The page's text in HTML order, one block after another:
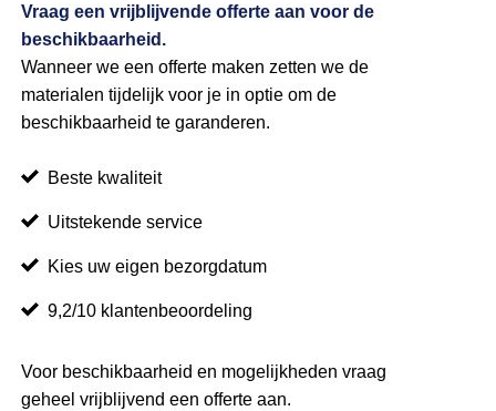
Vraag een vrijblijvende offerte aan voor de
beschikbaarheid.
Wanneer we een offerte maken zetten we de
materialen tijdelijk voor je in optie om de
beschikbaarheid te garanderen.
Beste kwaliteit
Uitstekende service
Kies uw eigen bezorgdatum
9,2/10 klantenbeoordeling
Voor beschikbaarheid en mogelijkheden vraag
geheel vrijblijvend een offerte aan.